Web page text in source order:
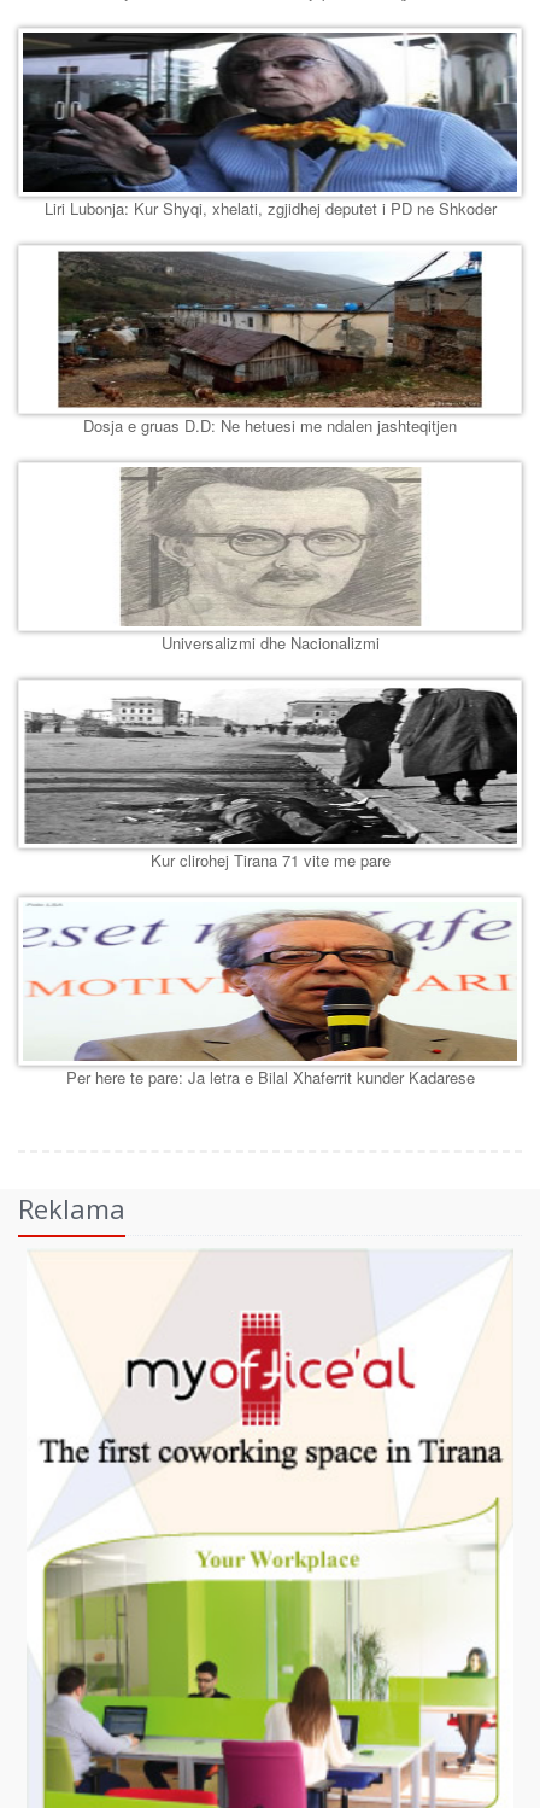
Liri Lubonja: Kur Shyqi, xhelati, zgjidhej deputet i PD ne Shkoder
Dosja e gruas D.D: Ne hetuesi me ndalen jashteqitjen
Universalizmi dhe Nacionalizmi
Kur clirohej Tirana 71 vite me pare
Per here te pare: Ja letra e Bilal Xhaferrit kunder Kadarese
Reklama